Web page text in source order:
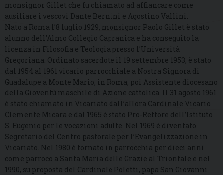
monsignor Gillet che fu chiamato ad affiancare come
ausiliare i vescovi Dante Bernini e Agostino Vallini.
Nato a Roma l’8 luglio 1929, monsignor Paolo Gillet è stato
alunno dell’Almo Collegio Capranica e ha conseguito la
licenza in Filosofia e Teologia presso l’Università
Gregoriana. Ordinato sacerdote il 19 settembre 1953, è stato
dal 1954 al 1961 vicario parrocchiale a Nostra Signora di
Guadalupe a Monte Mario, in Roma, poi Assistente diocesano
della Gioventù maschile di Azione cattolica. Il 31 agosto 1961
è stato chiamato in Vicariato dall’allora Cardinale Vicario
Clemente Micara e dal 1965 è stato Pro-Rettore dell’Istituto
S. Eugenio per le vocazioni adulte. Nel 1969 è diventato
Segretario del Centro pastorale per l’Evangelizzazione in
Vicariato. Nel 1980 è tornato in parrocchia per dieci anni
come parroco a Santa Maria delle Grazie al Trionfale e nel
1990, su proposta del Cardinale Poletti, papa San Giovanni